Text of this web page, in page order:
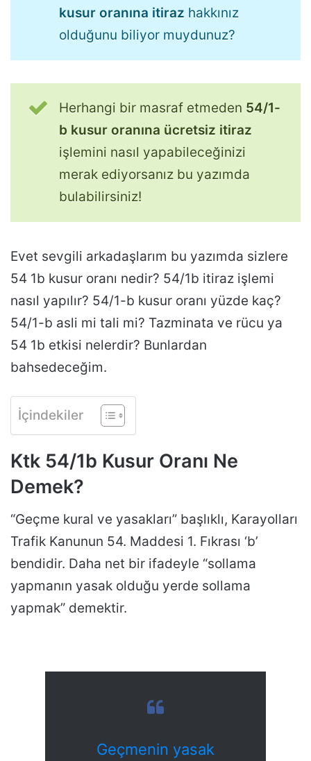
kusur oranına itiraz hakkınız
olduğunu biliyor muydunuz?
Herhangi bir masraf etmeden 54/1-
b kusur oranına ücretsiz itiraz
işlemini nasıl yapabileceğinizi
merak ediyorsanız bu yazımda
bulabilirsiniz!
Evet sevgili arkadaşlarım bu yazımda sizlere
54 1b kusur oranı nedir? 54/1b itiraz işlemi
nasıl yapılır? 54/1-b kusur oranı yüzde kaç?
54/1-b asli mi tali mi? Tazminata ve rücu ya
54 1b etkisi nelerdir? Bunlardan
bahsedeceğim.
İçindekiler
Ktk 54/1b Kusur Oranı Ne
Demek?
“Geçme kural ve yasakları” başlıklı, Karayolları
Trafik Kanunun 54. Maddesi 1. Fıkrası ‘b’
bendidir. Daha net bir ifadeyle “sollama
yapmanın yasak olduğu yerde sollama
yapmak” demektir.
Geçmenin yasak